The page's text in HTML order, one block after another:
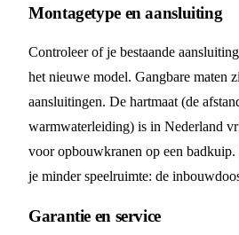
Montagetype en aansluiting
Controleer of je bestaande
het nieuwe model. Gangbare maten
aansluitingen. De hartmaat (de
warmwaterleiding) is in Nederland
voor opbouwkranen op een
je minder speelruimte: de
Garantie en service